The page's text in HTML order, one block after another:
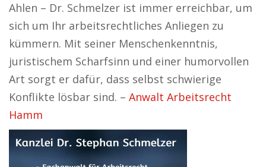
Ahlen – Dr. Schmelzer ist immer erreichbar, um
sich um Ihr arbeitsrechtliches Anliegen zu
kümmern. Mit seiner Menschenkenntnis,
juristischem Scharfsinn und einer humorvollen
Art sorgt er dafür, dass selbst schwierige
Konflikte lösbar sind. – Anwalt Arbeitsrecht
Hamm